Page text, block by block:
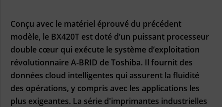
Conçu avec le matériel éprouvé du précédent
modèle, le BX420T est doté d’un puissant processeur
double cœur qui exécute le système d’exploitation
révolutionnaire A-BRID de Toshiba. Il fournit des
données cloud intelligentes qui assurent la fluidité
des opérations, y compris avec les applications les
plus exigeantes. La série d'imprimantes industrielles